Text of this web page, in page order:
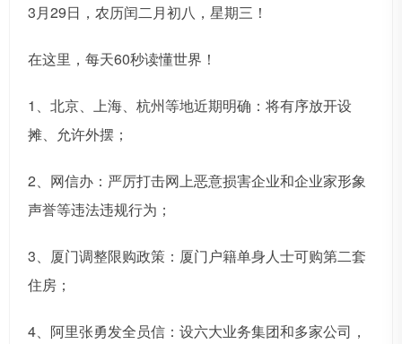
3月29日，农历闰二月初八，星期三！
在这里，每天60秒读懂世界！
1、北京、上海、杭州等地近期明确：将有序放开设
摊、允许外摆；
2、网信办：严厉打击网上恶意损害企业和企业家形象
声誉等违法违规行为；
3、厦门调整限购政策：厦门户籍单身人士可购第二套
住房；
4、阿里张勇发全员信：设六大业务集团和多家公司，